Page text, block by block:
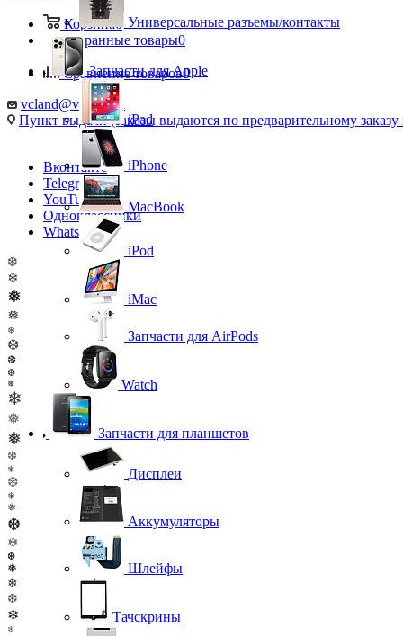
Корзина0
Избранные товары0
Сравнение товаров0
vcland@vcland.ru
Пункт выдачи (заказы выдаются по предварительному заказу
Вконтакте
Telegram
YouTube
Одноклассники
WhatsApp
❆
❄
❅
❅
❄
❆
❆
❆
❅
❄
❅
❅
❆
❄
❆
❄
❅
❆
❄
❆
❅
❄
❆
❄
❄
Универсальные разъемы/контакты
Запчасти для Apple
iPad
iPhone
MacBook
iPod
iMac
Запчасти для AirPods
Watch
Запчасти для планшетов
Дисплеи
Аккумуляторы
Шлейфы
Тачскрины